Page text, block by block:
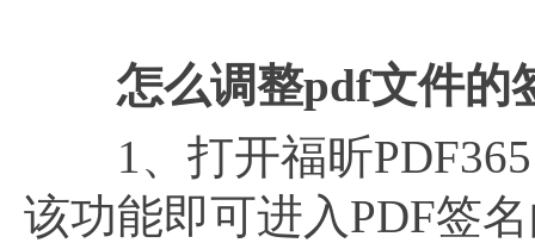
怎么调整pdf文件的
1、打开福昕PDF365
该功能即可进入PDF签